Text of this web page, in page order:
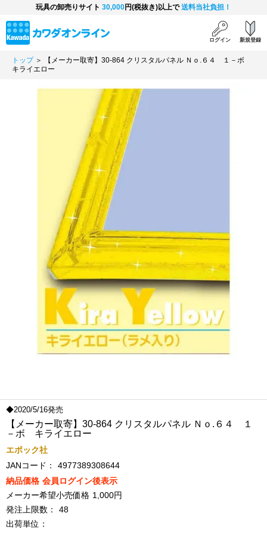
玩具の卸売りサイト 30,000円(税抜き)以上で送料当社負担！
ログイン 新規登録
トップ＞ 【メーカー取寄】30-864 クリスタルパネル Ｎｏ.６４ １－ボ
キライエロー
◆2020/5/16発売
【メーカー取寄】30-864 クリスタルパネル Ｎｏ.６４ １
－ボ キライエロー
エポック社
JANコード：
4977389308644
納品価格 会員ログイン後表示
メーカー希望小売価格 1,000円
発注上限数：
48
出荷単位：